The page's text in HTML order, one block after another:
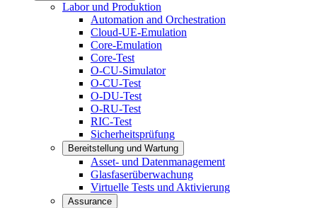
Labor und Produktion
Automation and Orchestration
Cloud-UE-Emulation
Core-Emulation
Core-Test
O-CU-Simulator
O-CU-Test
O-DU-Test
O-RU-Test
RIC-Test
Sicherheitsprüfung
Bereitstellung und Wartung
Asset- und Datenmanagement
Glasfaserüberwachung
Virtuelle Tests und Aktivierung
Assurance